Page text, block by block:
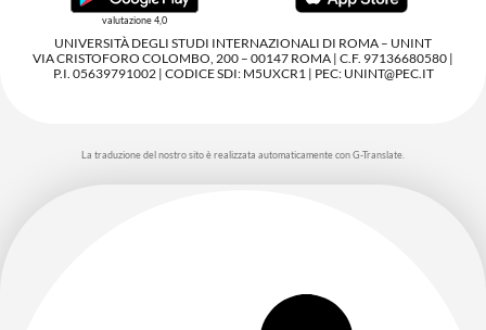
valutazione 4,0
UNIVERSITÀ DEGLI STUDI INTERNAZIONALI DI ROMA – UNINT
VIA CRISTOFORO COLOMBO, 200 – 00147 ROMA | C.F. 97136680580 |
P.I. 05639791002 | CODICE SDI: M5UXCR1 | PEC: UNINT@PEC.IT
La traduzione del nostro sito è realizzata automaticamente con G-Translate.